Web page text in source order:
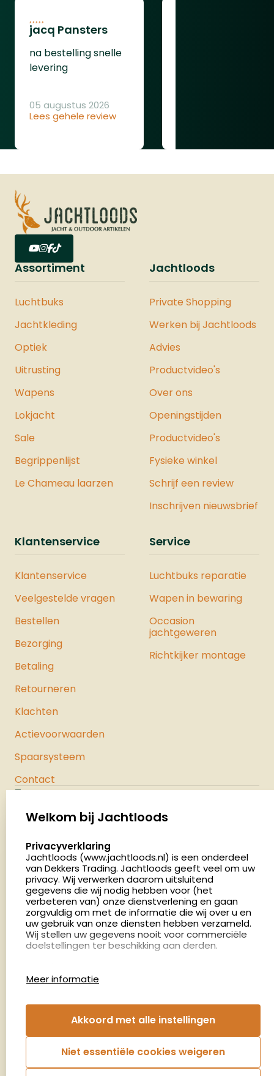
jacq Pansters
na bestelling snelle
levering
Lees gehele review
05 augustus 2026
Assortiment
Luchtbuks
Jachtkleding
Optiek
Uitrusting
Wapens
Lokjacht
Sale
Begrippenlijst
Le Chameau laarzen
Jachtloods
Private Shopping
Werken bij Jachtloods
Advies
Productvideo's
Over ons
Openingstijden
Productvideo's
Fysieke winkel
Schrijf een review
Inschrijven nieuwsbrief
Klantenservice
Klantenservice
Veelgestelde vragen
Bestellen
Bezorging
Betaling
Retourneren
Klachten
Actievoorwaarden
Spaarsysteem
Contact
Service
Luchtbuks reparatie
Wapen in bewaring
Occasion
jachtgeweren
Richtkijker montage
Palenrij 1
Nederland
4.8
2879 beoordelingen
Openingstijden
Dinsdag en donderdag: 13:00 - 17:00 én 18:00 - 21:00
uur
Afspraak maken
Nieuwsbrief
€5,- kortingsbon voor uw volgende bestelling.
Blijf op de hoogte van het laatste nieuws
Welkom bij Jachtloods
select language
Privacyverklaring
Jachtloods (www.jachtloods.nl) is een onderdeel
van Dekkers Trading. Jachtloods geeft veel om uw
privacy. Wij verwerken daarom uitsluitend
gegevens die wij nodig hebben voor (het
verbeteren van) onze dienstverlening en gaan
zorgvuldig om met de informatie die wij over u en
uw gebruik van onze diensten hebben verzameld.
Wij stellen uw gegevens nooit voor commerciële
doelstellingen ter beschikking aan derden.
gebruiken en hoe effectief de Adwords-
advertenties van Dekkers trading bij Google
zoekresultaatpagina’s zijn. De aldus verkregen
informatie wordt, met inbegrip van het adres van
uw computer (IP-adres), overgebracht naar en
Meer informatie
Akkoord met alle instellingen
Niet essentiële cookies weigeren